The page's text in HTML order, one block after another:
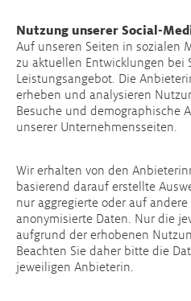
Nutzung unserer Social-
Auf unseren Seiten in sozialen
zu aktuellen Entwicklungen bei
Leistungsangebot. Die
erheben und analysieren
Besuche und demographische
unserer Unternehmensseiten.
Wir erhalten von den
basierend darauf erstellte
nur aggregierte oder auf andere
anonymisierte Daten. Nur die
aufgrund der erhobenen
Beachten Sie daher bitte die
jeweiligen Anbieterin.